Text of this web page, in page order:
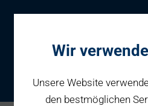
Wir
Unsere Website
den bestmöglichen